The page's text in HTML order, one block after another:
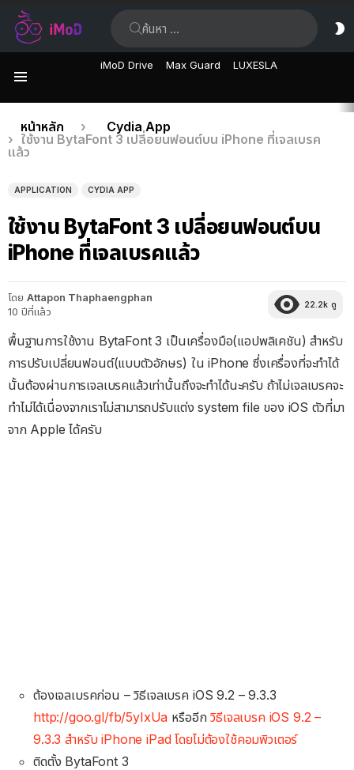
iMoD Drive Max Guard LUXESLA
เรื่อง
ล่าสุด
คุณอยู่ที่นี่:
หน้าหลัก
Cydia App
ใช้งาน BytaFont 3 เปลี่อยนฟอนต์บน iPhone ที่เจลเบรค
แล้ว
APPLICATION CYDIA APP
ใช้งาน BytaFont 3 เปลี่อยนฟอนต์บน
iPhone ที่เจลเบรคแล้ว
โดย Attapon Thaphaengphan
10 ปีที่แล้ว
22.2k ดู
พื้นฐานการใช้งาน BytaFont 3 เป็นเครื่องมือ(แอปพลิเคชัน) สำหรับ
การปรับเปลี่ยนฟอนต์(แบบตัวอักษร) ใน iPhone ซึ่งเครื่องที่จะทำได้
นั้นต้องผ่านการเจลเบรคแล้วเท่านั้นถึงจะทำได้นะครับ ถ้าไม่เจลเบรคจะ
ทำไม่ได้เนื่องจากเราไม่สามารถปรับแต่ง system file ของ iOS ตัวที่มา
จาก Apple ได้ครับ
ต้องเจลเบรคก่อน – วิธีเจลเบรค iOS 9.2 – 9.3.3
http://goo.gl/fb/5yIxUa หรืออีกวิธีเจลเบรค iOS 9.2 –
9.3.3 สำหรับ iPhone iPad โดยไม่ต้องใช้คอมพิวเตอร์
ติดตั้ง BytaFont 3